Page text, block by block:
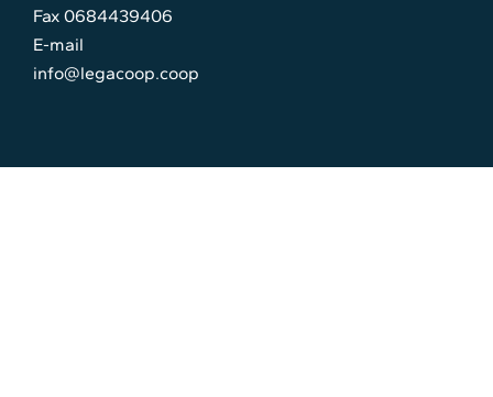
Fax 0684439406
E-mail
info@legacoop.coop